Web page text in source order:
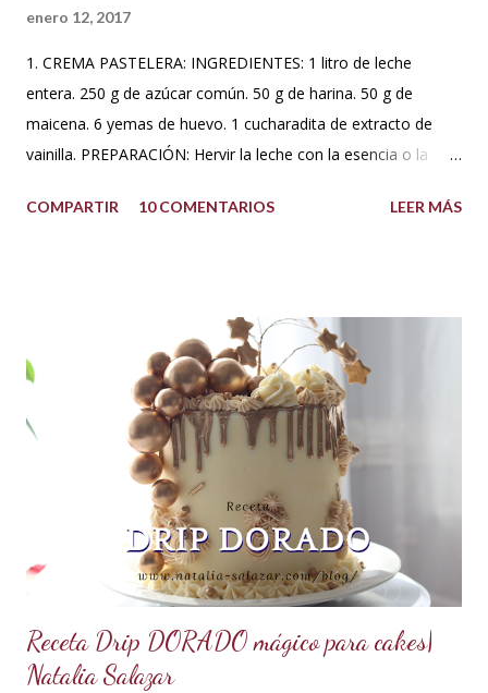
enero 12, 2017
1. CREMA PASTELERA: INGREDIENTES: 1 litro de leche
entera. 250 g de azúcar común. 50 g de harina. 50 g de
maicena. 6 yemas de huevo. 1 cucharadita de extracto de
vainilla. PREPARACIÓN: Hervir la leche con la esencia o la
con el azúcar. Reservar. Tamiza la harina con la maicena y
fuego bajo hasta que espese. No dejar de batir. Cuando haya
espesado sacar del fuego y dejar enfriar moviendo de
cuando en cuando. Se puede agregar una cucharada de
mantequilla para aportar más suavidad y sabor. Tips: Se
puede utilizar otra esencia o leche vegetal. Esta crema es
básica en la pastelería, sirve para rellenar tortas, tartas,
cakes, eclairs, cupcakes y más. Se la puede aromatizar con
otros extractos....
COMPARTIR 10 COMENTARIOS LEER MÁS
Receta Drip DORADO mágico para cakes|
Natalia Salazar